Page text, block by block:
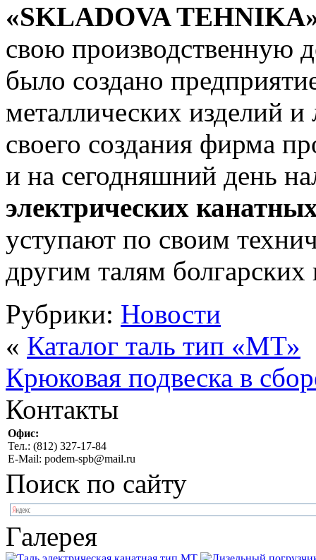
«SKLADOVA
свою производственную
было создано
металлических изделий
своего создания фирма
и на сегодняшний день
электрических
уступают по своим
другим талям болгарских
Рубрики: Новости
« Каталог таль тип «МТ»
Крюковая подвеска в
Контакты
Офис:
Тел.: (812) 327-17-84
E-Mail: podem-spb@mail.ru
Поиск по сайту
Галерея